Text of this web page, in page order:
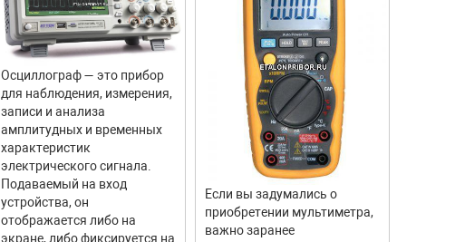
Осциллограф — это прибор
для наблюдения, измерения,
записи и анализа
амплитудных и временных
характеристик
электрического сигнала.
Подаваемый на вход
устройства, он
отображается либо на
экране, либо фиксируется на
Если вы задумались о
приобретении мультиметра,
важно заранее